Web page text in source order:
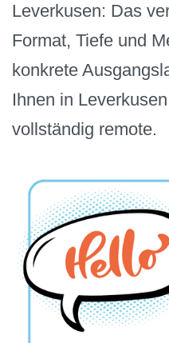
Leverkusen: Das
Format, Tiefe und
konkrete
Ihnen in
vollständig remote.